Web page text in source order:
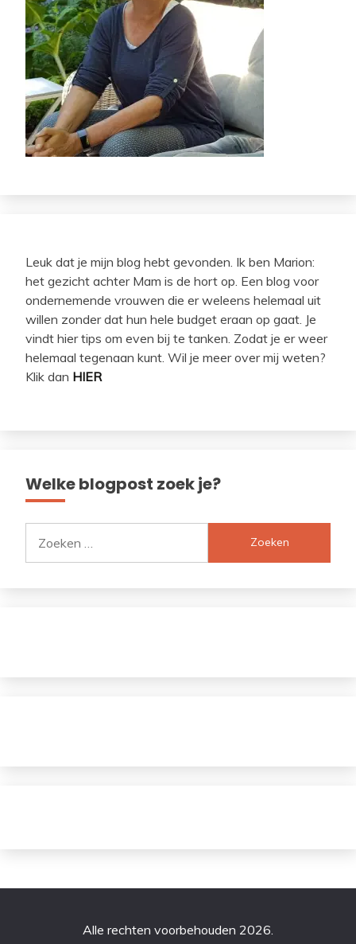
Leuk dat je mijn blog hebt gevonden. Ik ben Marion:
het gezicht achter Mam is de hort op. Een blog voor
ondernemende vrouwen die er weleens helemaal uit
willen zonder dat hun hele budget eraan op gaat. Je
vindt hier tips om even bij te tanken. Zodat je er weer
helemaal tegenaan kunt. Wil je meer over mij weten?
Klik dan HIER
Welke blogpost zoek je?
naar:
Alle rechten voorbehouden 2026.